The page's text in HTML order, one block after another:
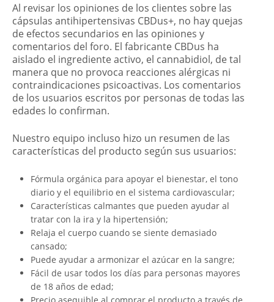
Al revisar los opiniones de los clientes sobre las
cápsulas antihipertensivas CBDus+, no hay quejas
de efectos secundarios en las opiniones y
comentarios del foro. El fabricante CBDus ha
aislado el ingrediente activo, el cannabidiol, de tal
manera que no provoca reacciones alérgicas ni
contraindicaciones psicoactivas. Los comentarios
de los usuarios escritos por personas de todas las
edades lo confirman.
Nuestro equipo incluso hizo un resumen de las
características del producto según sus usuarios:
Fórmula orgánica para apoyar el bienestar, el tono
diario y el equilibrio en el sistema cardiovascular;
Características calmantes que pueden ayudar al
tratar con la ira y la hipertensión;
Relaja el cuerpo cuando se siente demasiado
cansado;
Puede ayudar a armonizar el azúcar en la sangre;
Fácil de usar todos los días para personas mayores
de 18 años de edad;